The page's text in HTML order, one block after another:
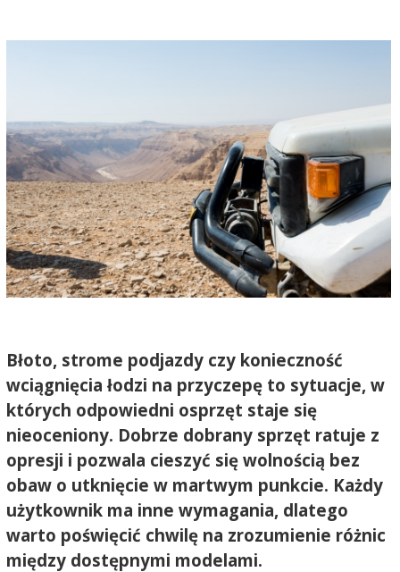
Błoto, strome podjazdy czy konieczność
wciągnięcia łodzi na przyczepę to sytuacje, w
których odpowiedni osprzęt staje się
nieoceniony. Dobrze dobrany sprzęt ratuje z
opresji i pozwala cieszyć się wolnością bez
obaw o utknięcie w martwym punkcie. Każdy
użytkownik ma inne wymagania, dlatego
warto poświęcić chwilę na zrozumienie różnic
między dostępnymi modelami.